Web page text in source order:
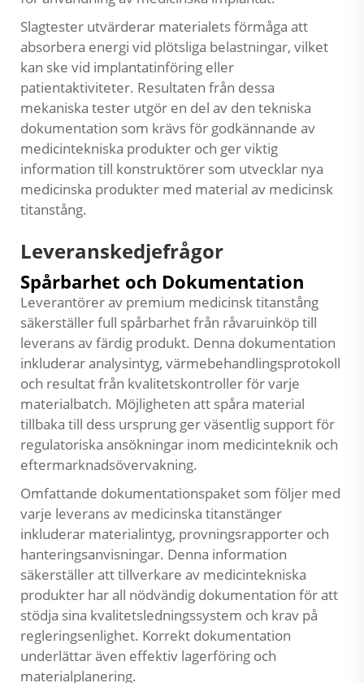
Slagtester utvärderar materialets förmåga att
absorbera energi vid plötsliga belastningar, vilket
kan ske vid implantatinföring eller
patientaktiviteter. Resultaten från dessa
mekaniska tester utgör en del av den tekniska
dokumentation som krävs för godkännande av
medicintekniska produkter och ger viktig
information till konstruktörer som utvecklar nya
medicinska produkter med material av medicinsk
titanstång.
Leveranskedjefrågor
Spårbarhet och Dokumentation
Leverantörer av premium medicinsk titanstång
säkerställer full spårbarhet från råvaruinköp till
leverans av färdig produkt. Denna dokumentation
inkluderar analysintyg, värmebehandlingsprotokoll
och resultat från kvalitetskontroller för varje
materialbatch. Möjligheten att spåra material
tillbaka till dess ursprung ger väsentlig support för
regulatoriska ansökningar inom medicinteknik och
eftermarknadsövervakning.
Omfattande dokumentationspaket som följer med
varje leverans av medicinska titanstänger
inkluderar materialintyg, provningsrapporter och
hanteringsanvisningar. Denna information
säkerställer att tillverkare av medicintekniska
produkter har all nödvändig dokumentation för att
stödja sina kvalitetsledningssystem och krav på
regleringsenlighet. Korrekt dokumentation
underlättar även effektiv lagerföring och
materialplanering.